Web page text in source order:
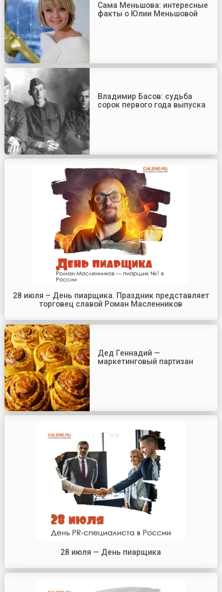
Сама Меньшова: интересные
факты о Юлии Меньшовой
Владимир Басов: судьба
сорок первого года выпуска
28 июля – День пиарщика. Праздник представляет
торговец славой Роман Масленников
Дед Геннадий —
маркетинговый партизан
28 июля — День пиарщика